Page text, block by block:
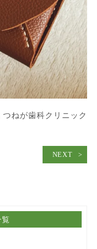
つねが歯科クリニック
NEXT
覧